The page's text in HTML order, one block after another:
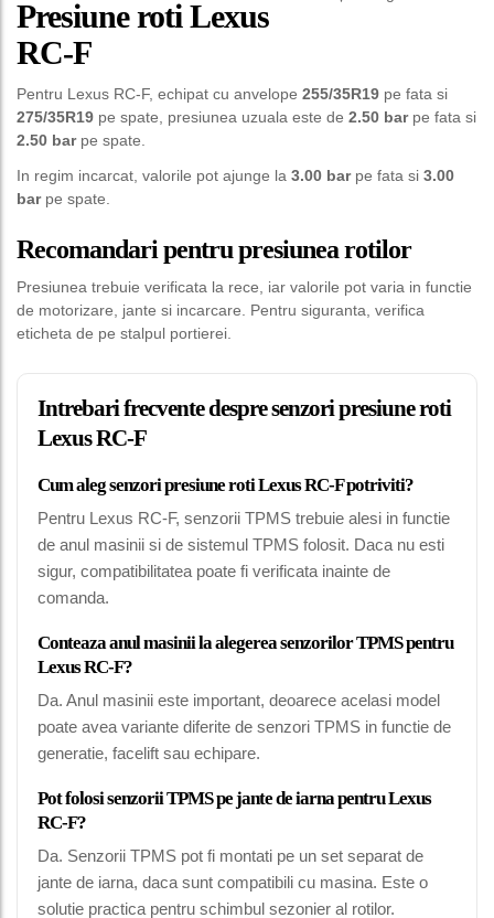
Presiune roti Lexus
RC-F
Pentru Lexus RC-F, echipat cu anvelope 255/35R19 pe fata si
275/35R19 pe spate, presiunea uzuala este de 2.50 barpe fata si
2.50 barpe spate.
In regim incarcat, valorile pot ajunge la 3.00 barpe fata si 3.00
barpe spate.
Recomandari pentru presiunea rotilor
Presiunea trebuie verificata la rece, iar valorile pot varia in functie
de motorizare, jante si incarcare. Pentru siguranta, verifica
eticheta de pe stalpul portierei.
Intrebari frecvente despre senzori presiune roti
Lexus RC-F
Cum aleg senzori presiune roti Lexus RC-F potriviti?
Pentru Lexus RC-F, senzorii TPMS trebuie alesi in functie
de anul masinii si de sistemul TPMS folosit. Daca nu esti
sigur, compatibilitatea poate fi verificata inainte de
comanda.
Conteaza anul masinii la alegerea senzorilor TPMS pentru
Lexus RC-F?
Da. Anul masinii este important, deoarece acelasi model
poate avea variante diferite de senzori TPMS in functie de
generatie, facelift sau echipare.
Pot folosi senzorii TPMS pe jante de iarna pentru Lexus
RC-F?
Da. Senzorii TPMS pot fi montati pe un set separat de
jante de iarna, daca sunt compatibili cu masina. Este o
solutie practica pentru schimbul sezonier al rotilor.